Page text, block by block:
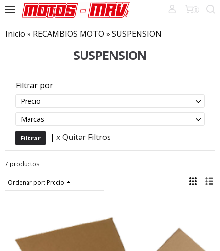
0
Inicio » RECAMBIOS MOTO » SUSPENSION
SUSPENSION
Filtrar por
Precio
Marcas
| x Quitar Filtros
7 productos
Ordenar por: Precio